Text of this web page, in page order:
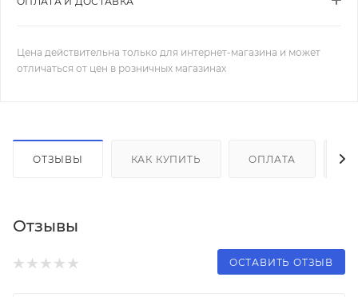
Цена действительна только для интернет-магазина и может
отличаться от цен в розничных магазинах
ОТЗЫВЫ КАК КУПИТЬ ОПЛАТА
Отзывы
ОСТАВИТЬ ОТЗЫВ